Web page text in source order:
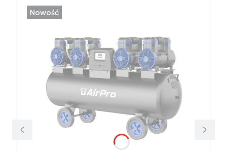
Nowość